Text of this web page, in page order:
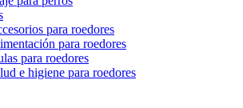
para roedores
para roedores
para roedores
e higiene para roedores